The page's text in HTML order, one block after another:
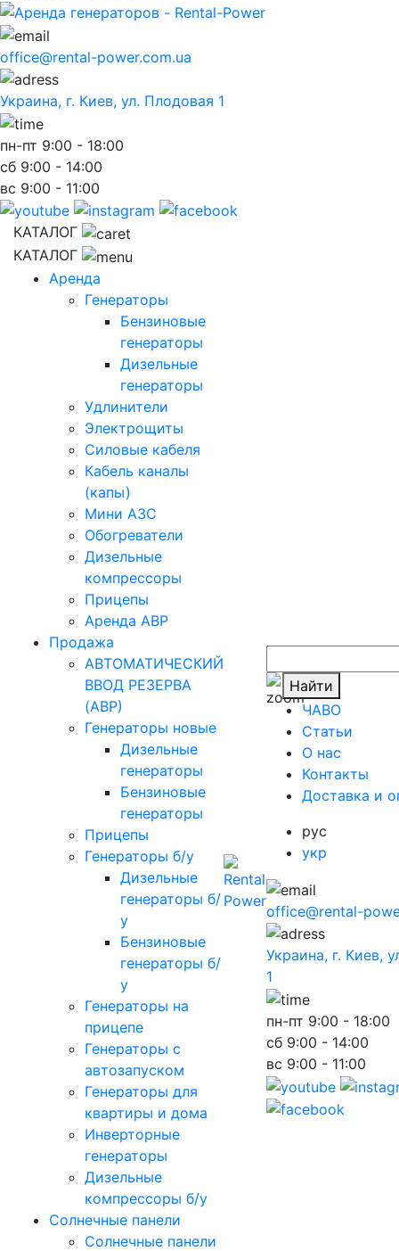
office@rental-power.com.ua
Украина, г. Киев, ул. Плодовая 1
пн-пт 9:00 - 18:00
сб 9:00 - 14:00
вс 9:00 - 11:00
КАТАЛОГ
КАТАЛОГ
Аренда
Генераторы
Бензиновые
генераторы
Дизельные
генераторы
Удлинители
Электрощиты
Силовые кабеля
Кабель каналы
(капы)
Мини АЗС
Обогреватели
Дизельные
компрессоры
Прицепы
Аренда АВР
Продажа
АВТОМАТИЧЕСКИЙ
ВВОД РЕЗЕРВА
(АВР)
Генераторы новые
Дизельные
генераторы
Бензиновые
генераторы
Прицепы
Генераторы б/у
Дизельные
генераторы б/
у
Бензиновые
генераторы б/
у
Генераторы на
прицепе
Генераторы с
автозапуском
Генераторы для
квартиры и дома
Инверторные
генераторы
Дизельные
компрессоры б/у
Солнечные панели
Солнечные панели
Найти
ЧАВО
Cтатьи
O нас
Контакты
Доставка и
рус
укр
office@rental-
Украина, г. Киев,
1
пн-пт 9:00 - 18:00
сб 9:00 - 14:00
вс 9:00 - 11:00